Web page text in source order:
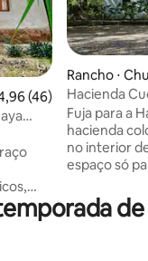
de uma avaliação
(46)
Rancho ⋅
Hacienda
cenote para
Fuja para a
hacienda
no interior
espaço só
principal):
cama king